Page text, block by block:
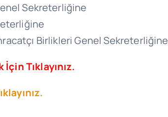
Sekreterliğine
Birlikleri Genel Sekreterliğine
Tıklayınız.